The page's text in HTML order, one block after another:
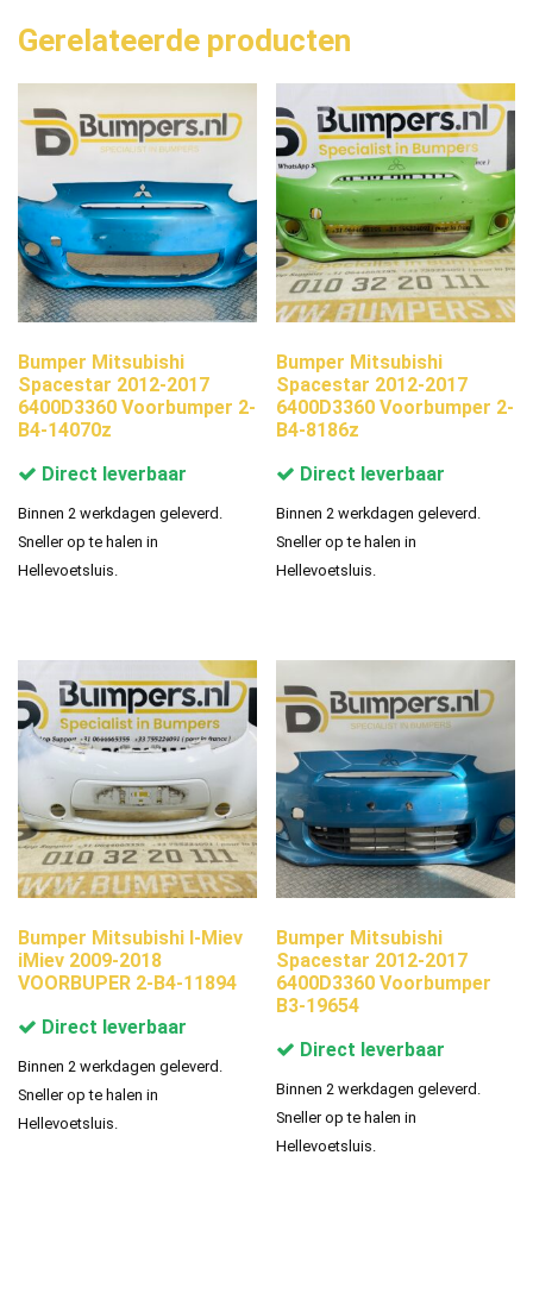
Gerelateerde producten
Bumper Mitsubishi
Spacestar 2012-2017
6400D3360 Voorbumper 2-
B4-14070z
Direct leverbaar
Binnen 2 werkdagen geleverd.
Sneller op te halen in
Hellevoetsluis.
Bumper Mitsubishi
Spacestar 2012-2017
6400D3360 Voorbumper 2-
B4-8186z
Direct leverbaar
Binnen 2 werkdagen geleverd.
Sneller op te halen in
Hellevoetsluis.
Bumper Mitsubishi I-Miev
iMiev 2009-2018
VOORBUPER 2-B4-11894
Direct leverbaar
Binnen 2 werkdagen geleverd.
Sneller op te halen in
Hellevoetsluis.
Bumper Mitsubishi
Spacestar 2012-2017
6400D3360 Voorbumper
B3-19654
Direct leverbaar
Binnen 2 werkdagen geleverd.
Sneller op te halen in
Hellevoetsluis.